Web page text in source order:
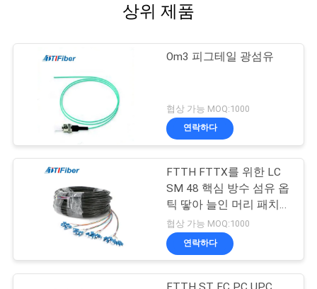
상위 제품
Om3 피그테일 광섬유
협상 가능 MOQ:1000
연락하다
FTTH FTTX를 위한 LC
SM 48 핵심 방수 섬유 옵
틱 땋아 늘인 머리 패치
코드
협상 가능 MOQ:1000
연락하다